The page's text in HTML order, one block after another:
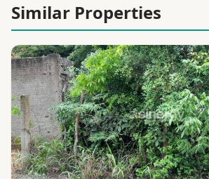
Similar Properties